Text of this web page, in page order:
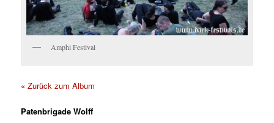
Amphi Festival
« Zurück zum Album
Patenbrigade Wolff